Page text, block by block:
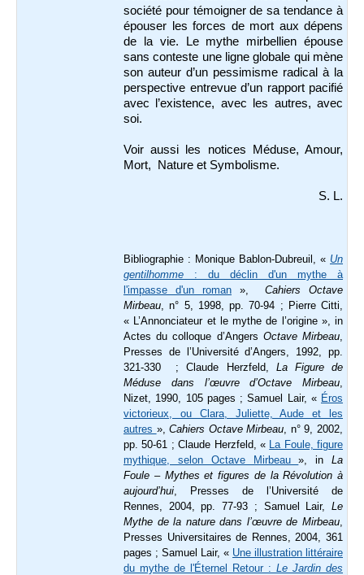
société pour témoigner de sa tendance à
épouser les forces de mort aux dépens
de la vie. Le mythe mirbellien épouse
sans conteste une ligne globale qui mène
son auteur d’un pessimisme radical à la
perspective entrevue d’un rapport pacifié
avec l’existence, avec les autres, avec
soi.
Voir aussi les notices Méduse, Amour,
Mort, Nature et Symbolisme.
S. L.
Bibliographie : Monique Bablon-Dubreuil, « Un
gentilhomme
: du déclin d'un mythe à
l'impasse d'un roman », Cahiers Octave
Mirbeau , n° 5, 1998, pp. 70-94 ; Pierre Citti,
« L’Annonciateur et le mythe de l’origine », in
Actes du colloque d’Angers Octave Mirbeau
Presses de l’Université d’Angers, 1992, pp.
321-330 ; Claude Herzfeld, La Figure de
Méduse dans l’œuvre d’Octave Mirbeau
Nizet, 1990, 105 pages ; Samuel Lair, « Éros
victorieux, ou Clara, Juliette, Aude et les
autres »,Cahiers Octave Mirbeau , n° 9, 2002,
pp. 50-61 ; Claude Herzfeld, « La Foule, figure
mythique, selon Octave Mirbeau», inLa
Foule – Mythes et figures de la Révolution à
aujourd’hui , Presses de l’Université de
Rennes, 2004,pp. 77-93 ; Samuel Lair,Le
Mythe de la nature dans l’œuvre de Mirbeau
Presses Universitaires de Rennes, 2004, 361
pages ; Samuel Lair, « Une illustration littéraire
du mythe de l'Éternel Retour : Le Jardin des